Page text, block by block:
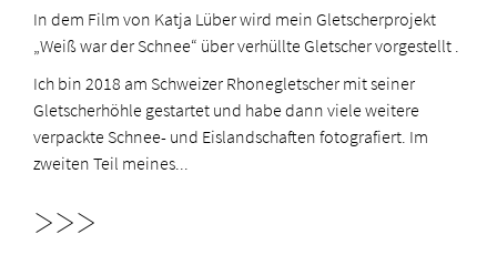
In dem Film von Katja Lüber wird mein Gletscherprojekt
„Weiß war der Schnee“ über verhüllte Gletscher vorgestellt .
Ich bin 2018 am Schweizer Rhonegletscher mit seiner
Gletscherhöhle gestartet und habe dann viele weitere
verpackte Schnee- und Eislandschaften fotografiert. Im
zweiten Teil meines...
>>>